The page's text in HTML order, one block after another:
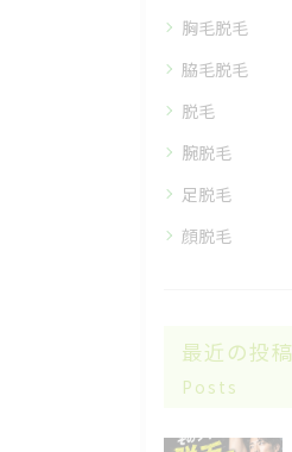
胸毛脱毛
脇毛脱毛
脱毛
腕脱毛
足脱毛
顔脱毛
最近の投稿
Posts